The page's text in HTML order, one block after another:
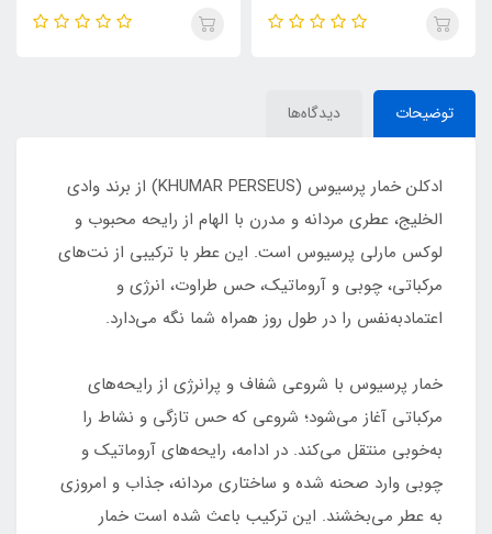
KHUMAR Search Eau de
| مشابه اورجینال ایو سن لورن مای
توضیحات دیدگاه‌ها
ادکلن خمار پرسیوس (KHUMAR PERSEUS) از برند وادی
الخلیج، عطری مردانه و مدرن با الهام از رایحه محبوب و
لوکس مارلی پرسیوس است. این عطر با ترکیبی از نت‌های
مرکباتی، چوبی و آروماتیک، حس طراوت، انرژی و
اعتمادبه‌نفس را در طول روز همراه شما نگه می‌دارد.
خمار پرسیوس با شروعی شفاف و پرانرژی از رایحه‌های
مرکباتی آغاز می‌شود؛ شروعی که حس تازگی و نشاط را
به‌خوبی منتقل می‌کند. در ادامه، رایحه‌های آروماتیک و
چوبی وارد صحنه شده و ساختاری مردانه، جذاب و امروزی
به عطر می‌بخشند. این ترکیب باعث شده است خمار